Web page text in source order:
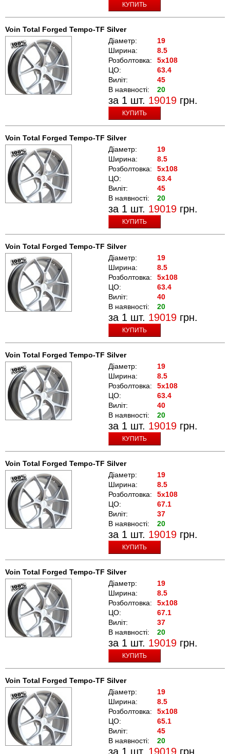
КУПИТЬ
Voin Total Forged Tempo-TF Silver
Діаметр:
19
Ширина:
8.5
Розболтовка:
5x108
ЦО:
63.4
Виліт:
45
В наявності:
20
за 1 шт. 19019 грн.
КУПИТЬ
Voin Total Forged Tempo-TF Silver
Діаметр:
19
Ширина:
8.5
Розболтовка:
5x108
ЦО:
63.4
Виліт:
45
В наявності:
20
за 1 шт. 19019 грн.
КУПИТЬ
Voin Total Forged Tempo-TF Silver
Діаметр:
19
Ширина:
8.5
Розболтовка:
5x108
ЦО:
63.4
Виліт:
40
В наявності:
20
за 1 шт. 19019 грн.
КУПИТЬ
Voin Total Forged Tempo-TF Silver
Діаметр:
19
Ширина:
8.5
Розболтовка:
5x108
ЦО:
63.4
Виліт:
40
В наявності:
20
за 1 шт. 19019 грн.
КУПИТЬ
Voin Total Forged Tempo-TF Silver
Діаметр:
19
Ширина:
8.5
Розболтовка:
5x108
ЦО:
67.1
Виліт:
37
В наявності:
20
за 1 шт. 19019 грн.
КУПИТЬ
Voin Total Forged Tempo-TF Silver
Діаметр:
19
Ширина:
8.5
Розболтовка:
5x108
ЦО:
67.1
Виліт:
37
В наявності:
20
за 1 шт. 19019 грн.
КУПИТЬ
Voin Total Forged Tempo-TF Silver
Діаметр:
19
Ширина:
8.5
Розболтовка:
5x108
ЦО:
65.1
Виліт:
45
В наявності:
20
за 1 шт. 19019 грн.